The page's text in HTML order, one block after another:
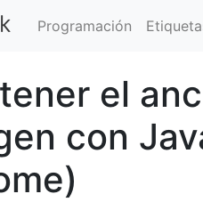
Programación
el
con